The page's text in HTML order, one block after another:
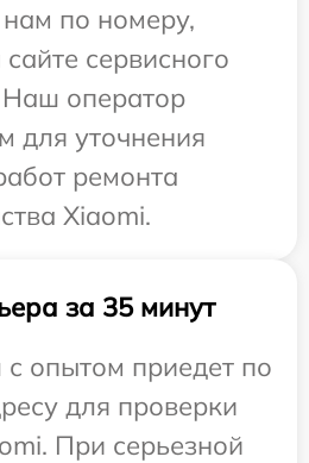
по номеру,
сервисного
Наш оператор
для уточнения
ремонта
Xiaomi.
за 35 минут
опытом приедет по
для проверки
При серьезной